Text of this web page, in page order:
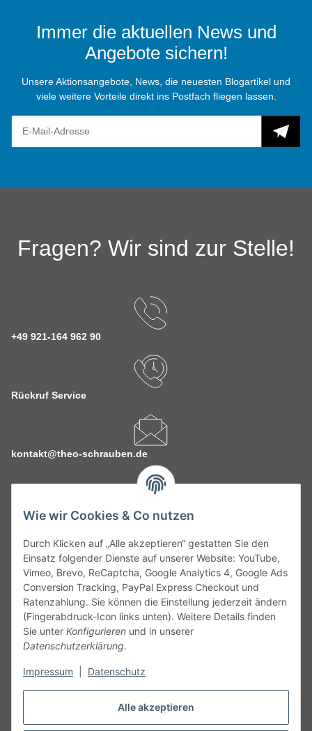
Alle akzeptieren
Wie wir Cookies & Co nutzen
Durch Klicken auf „Alle akzeptieren“ gestatten Sie den
Einsatz folgender Dienste auf unserer Website: YouTube,
Vimeo, Brevo, ReCaptcha, Google Analytics 4, Google Ads
Conversion Tracking, PayPal Express Checkout und
Ratenzahlung. Sie können die Einstellung jederzeit ändern
(Fingerabdruck-Icon links unten). Weitere Details finden
Sie unter Konfigurieren und in unserer
Datenschutzerklärung.
Impressum Datenschutz
Immer die aktuellen News und
Angebote sichern!
Unsere Aktionsangebote, News, die neuesten Blogartikel und
viele weitere Vorteile direkt ins Postfach fliegen lassen.
Fragen? Wir sind zur Stelle!
+49 921-164 962 90
Rückruf Service
kontakt@theo-schrauben.de
Service
Gesetzliche Informationen
Alle technischen Angaben ohne Gewähr. Irrtümer und fehlerhafte
Angaben vorbehalten. Wenn Sie Datenblätter oder spezielle
unseren Kundenservice. Abbildungen der Artikel können
Vertrag widerrufen